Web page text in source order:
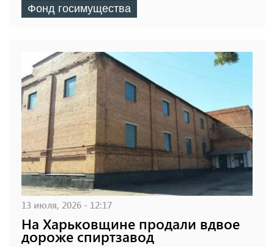
Фонд госимущества
13 июля, 2026 - 12:17
На Харьковщине продали вдвое
дороже спиртзавод